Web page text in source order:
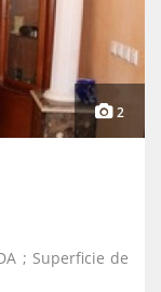
2
; Superficie de